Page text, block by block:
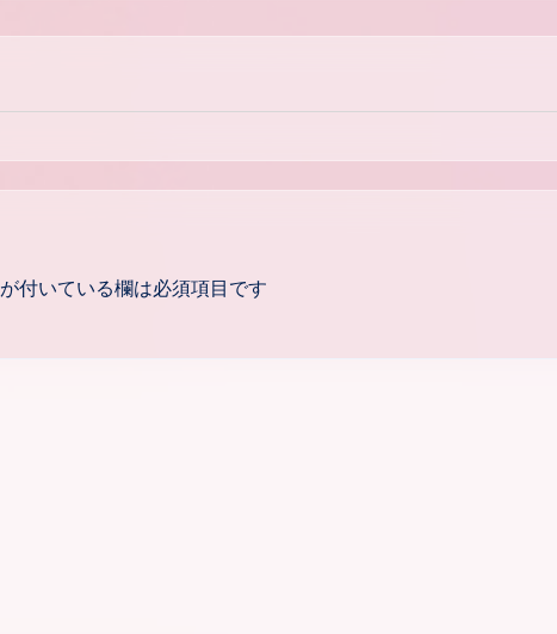
が付いている欄は必須項目です